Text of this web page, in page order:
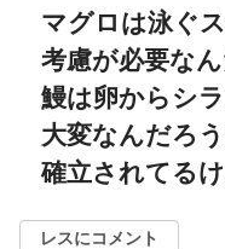
マグロは泳ぐ
考慮が必要なん
鰻は卵からシ
大変なんだろ
確立されてるけ
レスにコメント